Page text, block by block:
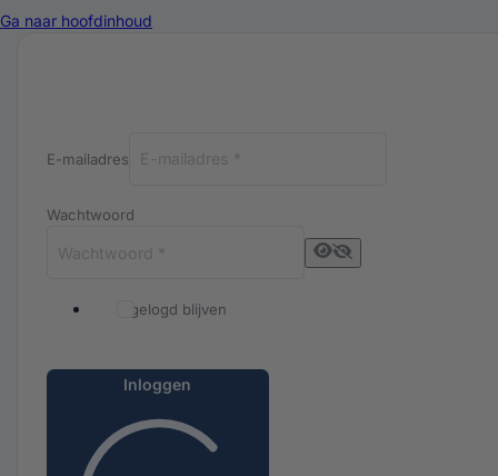
Ga naar hoofdinhoud
Inloggen bij Luxuriq
E-mailadres
Wachtwoord
Ingelogd blijven
Inloggen